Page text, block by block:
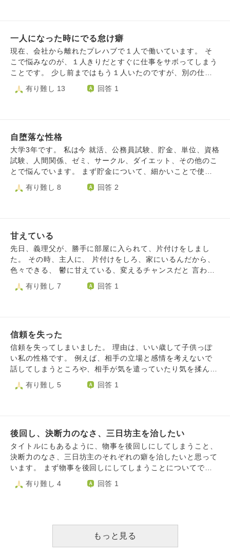
って履歴書作成や志望動機、面接練習もしたのに最後の一歩
が怖いです。 このまま働かず、妊活に専念しようかと甘え
た考えもあります。 でも、ブランクが伸びると余計に働く
のが怖くなるんじゃないかと不安です。 どうしたらいいか
も申し訳なく、私は死んだ方がいいんじゃないのかとも思っ
に、今のままでは人が離れていってしまう。という強迫観念
にしばられ、自分を追いつめている感じがして苦しいです。
具体的に悩んでいることは、 あなたは貰ってばかりで与え
ない、との指摘をもらいます。例えば、食べるものを頂い
告(食べた感想等、相手を気遣う言葉)がないことへの指摘で
っぱなし、もらったらもらいっぱなしの関係が楽だな、と思
っていてそれが消えません。 あとは、誕生日会をしてもら
い、場を盛り上げる為に無茶をしてお酒を飲み、潰れて周り
に心配をかけてしまいました。次の日も二日酔いで身体が辛
の連絡を入れたのですが、それも「心配してくれた人への誠
の考えが甘く幼いのだ！と自分を叱咤する私と 自分の気持
ちを優先したい私の葛藤。 こんな苦しい人間関係全て捨て
てしまいたい！と思う私と みんな私を大切にしてくれてる
のにそんなことしちゃダメ！と思う私の葛藤。 常に自分の
中で何かしら葛藤していて疲れてしまいました。 どんどん
関係性が悪くなっていくのを感じています。でもどうしても
一人になった時にでる怠け癖
現在、会社から離れたプレハブで１人で働いています。 そ
こで悩みなのが、１人きりだとすぐに仕事をサボってしまう
ことです。 少し前まではもう１人いたのですが、別の仕事
で離れてしまいました。 それからしばらくは、１人でも仕
事できていたのですが、どうしても気が緩んでしまい会社の
ードに切り替えられる考え方などありますでしょうか。 ご
意見よろしくお願いします
有り難し 13 回答 1
自堕落な性格
大学3年です。 私は今 就活、公務員試験、貯金、単位、資格
試験、人間関係、ゼミ、サークル、ダイエット、その他のこ
とで悩んでいます。 まず貯金について、細かいことで使い
込んでしまい、今年中に単発バイトで22万を稼がないといけ
ません。 公務員試験について、2月から講義が始まってます
ん。 人間関係について、大学に友人は一人もいません。 就
活について、現段階で企業研究もテスト対策も面接練習も何
もできていません。 私はADHDを持っています。そのせいか
自己管理がすごく苦手で衝動的で集中力もありません。その
もにできません。 もうどうしていいのかわからなくて泣き
ます。 あまりに情けなくて、涙も出てきますし、頭も胃も
痛くなってきました。 どうすれば事を整理してすべてに向
き合えるようになるのでしょうか。 お叱りでも結構ですの
で、何かしらご意見をいただけますと幸です よろしくお願
有り難し 8 回答 2
甘えている
先日、義理父が、勝手に部屋に入られて、片付けをしまし
た。 その時、主人に、 片付けをしろ、家にいるんだから、
色々できる、 鬱に甘えている、変えるチャンスだと 言われ
ました。 一歩踏み出すのは、大変怖いです。 片付けは、小
さい頃から、苦手です。 また、誰かに怒られるか、すぐに
有り難し 7 回答 1
信頼を失った
信頼を失ってしまいました。 理由は、いい歳して子供っぽ
い私の性格です。 例えば、相手の立場と感情を考えないで
話してしまうところや、相手が気を遣っていたり気を揉んで
いることが全然想像できないところです。 信頼回復のため
に自分の子供っぽい癖、甘えてしまう部分を治したいです。
有り難し 5 回答 1
後回し、決断力のなさ、三日坊主を治したい
タイトルにもあるように、物事を後回しにしてしまうこと、
決断力のなさ、三日坊主のそれぞれの癖を治したいと思って
います。 まず物事を後回しにしてしまうことについてで
す。私が最も問題だと思っているのが"やらなければいけな
いこと"を後回しにしてしまうことです。例えば、提出しな
から逃げてしまう癖を治したいです。 次に決断力のなさに
有り難し 4 回答 1
もっと見る